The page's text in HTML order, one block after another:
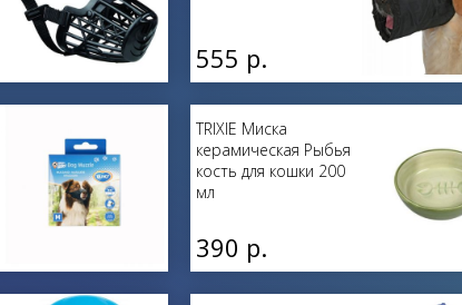
555 р.
TRIXIE Миска
керамическая Рыбья
кость для кошки 200
мл
390 р.